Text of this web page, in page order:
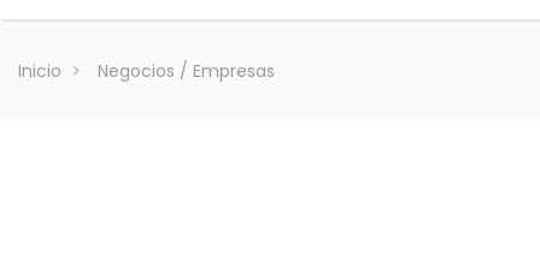
Inicio Negocios / Empresas